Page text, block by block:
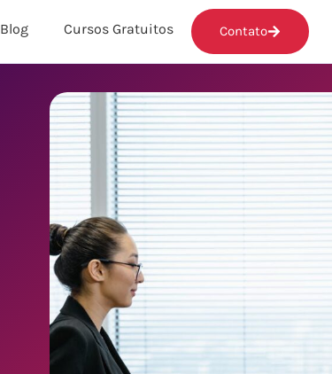
Blog Cursos Gratuitos Contato